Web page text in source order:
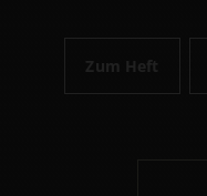
Zum Heft